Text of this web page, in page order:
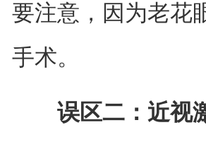
要注意，因为老花
手术。
误区二：近视